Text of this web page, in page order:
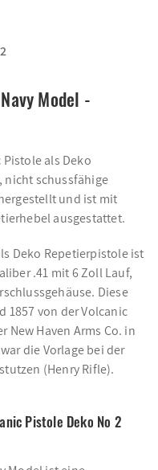
2
Model -
als Deko
nicht schussfähige
und ist mit
ausgestattet.
Deko Repetierpistole ist
.41 mit 6 Zoll Lauf,
Diese
1857 von der Volcanic
New Haven Arms Co. in
die Vorlage bei der
(Henry Rifle).
Pistole Deko No 2